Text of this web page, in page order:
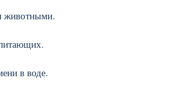
животными.
в воде.